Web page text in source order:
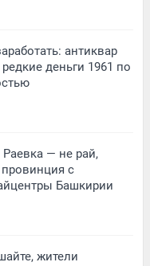
антиквар
деньги 1961 по
— не рай,
с
Башкирии
жители